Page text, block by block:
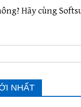
Hãy cùng
NHẤT